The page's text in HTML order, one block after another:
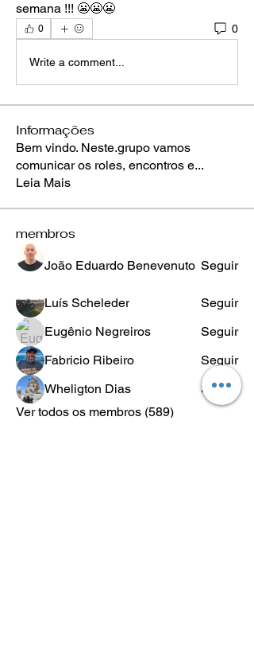
semana !!! 😬😬😬
0 0
Write a comment...
Informações
Bem vindo. Neste.grupo vamos
comunicar os roles, encontros e...
Leia Mais
membros
João Eduardo Benevenuto Seguir
Luís Scheleder
Seguir
Eugênio Negreiros
Seguir
Fabricio Ribeiro
Seguir
Wheligton Dias
Seguir
Ver todos os membros (589)